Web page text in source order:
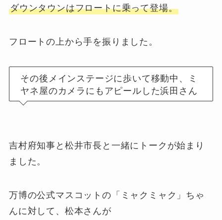
ダウンタウンはフロートに乗って登場。
フロートの上から手を振りました。
その後メインステージに歩いて移動中、ミ
ヤネ屋のカメラにもアピールした浜田さん
吉村府知事と松井市長と一緒にトークが始まり
ました。
万博の公式マスコットの「ミャクミャク」ちゃ
んに対して、松本さんが